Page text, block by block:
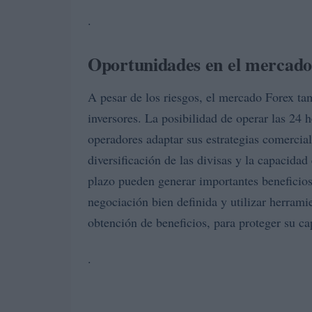
.
Oportunidades en el
A pesar de los riesgos, el mercado Forex
inversores. La posibilidad de operar las 24
operadores adaptar sus estrategias
diversificación de las divisas y la
plazo pueden generar importantes
negociación bien definida y utilizar
obtención de beneficios, para proteger su
.